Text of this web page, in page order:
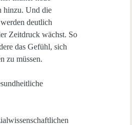
hinzu. Und die
deutlich
Zeitdruck wächst. So
das Gefühl, sich
zu müssen.